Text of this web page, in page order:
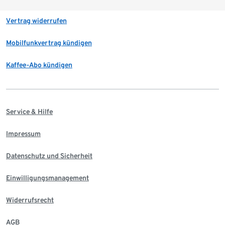
Vertrag widerrufen
Mobilfunkvertrag kündigen
Kaffee-Abo kündigen
Service & Hilfe
Impressum
Datenschutz und Sicherheit
Einwilligungsmanagement
Widerrufsrecht
AGB